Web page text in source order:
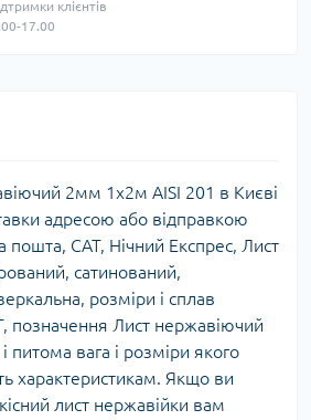
клієнтів
17.00
2мм 1х2м AISI 201 в Києві
адресою або відправкою
пошта, САТ, Нічний Експрес, Лист
сатинований,
розміри і сплав
позначення Лист нержавіючий
питома вага і розміри якого
характеристикам. Якщо ви
лист нержавійки вам